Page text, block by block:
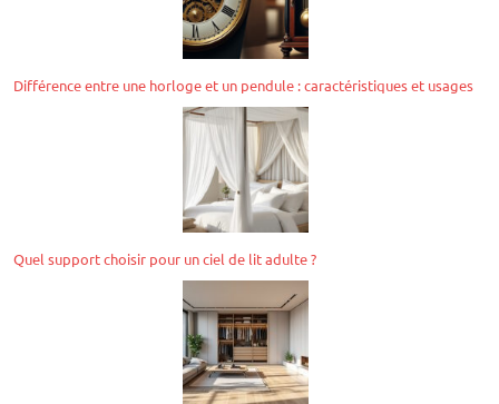
Différence entre une horloge et un pendule : caractéristiques et usages
Quel support choisir pour un ciel de lit adulte ?